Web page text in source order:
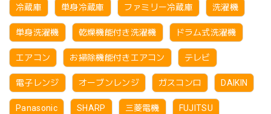
冷蔵庫 単身冷蔵庫 ファミリー冷蔵庫 洗濯機
単身洗濯機 乾燥機能付き洗濯機 ドラム式洗濯機
エアコン お掃除機能付きエアコン テレビ
電子レンジ オーブンレンジ ガスコンロ DAIKIN
Panasonic SHARP 三菱電機 FUJITSU